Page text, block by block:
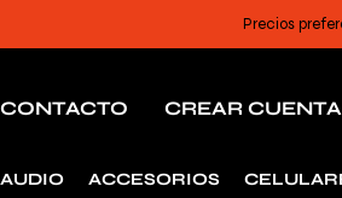
Precios
CONTACTO CREAR
AUDIO ACCESORIOS